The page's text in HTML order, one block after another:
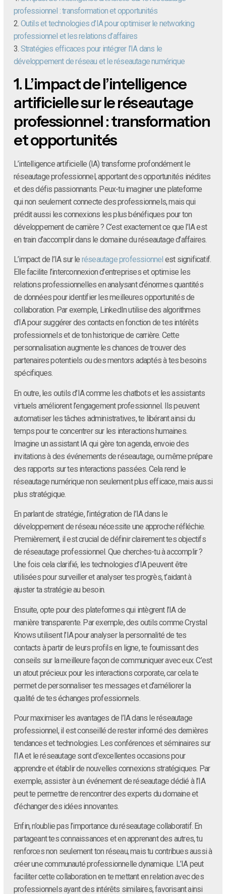
professionnel : transformation et opportunités
2. Outils et technologies d’IA pour optimiser le networking
professionnel et les relations d’affaires
3. Stratégies efficaces pour intégrer l’IA dans le
développement de réseau et le réseautage numérique
1.L’impact de l’intelligence
artificielle sur le réseautage
professionnel : transformation
et opportunités
L’intelligence artificielle (IA) transforme profondément le
réseautage professionnel, apportant des opportunités inédites
et des défis passionnants. Peux-tu imaginer une plateforme
qui non seulement connecte des professionnels, mais qui
prédit aussi les connexions les plus bénéfiques pour ton
développement de carrière ? C’est exactement ce que l’IA est
en train d’accomplir dans le domaine du réseautage d’affaires.
L’impact de l’IA sur le réseautage professionnel est significatif.
Elle facilite l’interconnexion d’entreprises et optimise les
relations professionnelles en analysant d’énormes quantités
de données pour identifier les meilleures opportunités de
collaboration. Par exemple, LinkedIn utilise des algorithmes
d’IA pour suggérer des contacts en fonction de tes intérêts
professionnels et de ton historique de carrière. Cette
personnalisation augmente les chances de trouver des
partenaires potentiels ou des mentors adaptés à tes besoins
spécifiques.
En outre, les outils d’IA comme les chatbots et les assistants
virtuels améliorent l’engagement professionnel. Ils peuvent
automatiser les tâches administratives, te libérant ainsi du
temps pour te concentrer sur les interactions humaines.
Imagine un assistant IA qui gère ton agenda, envoie des
invitations à des événements de réseautage, ou même prépare
des rapports sur tes interactions passées. Cela rend le
réseautage numérique non seulement plus efficace, mais aussi
plus stratégique.
En parlant de stratégie, l’intégration de l’IA dans le
développement de réseau nécessite une approche réfléchie.
Premièrement, il est crucial de définir clairement tes objectifs
de réseautage professionnel. Que cherches-tu à accomplir ?
Une fois cela clarifié, les technologies d’IA peuvent être
utilisées pour surveiller et analyser tes progrès, t’aidant à
ajuster ta stratégie au besoin.
Ensuite, opte pour des plateformes qui intègrent l’IA de
manière transparente. Par exemple, des outils comme Crystal
Knows utilisent l’IA pour analyser la personnalité de tes
contacts à partir de leurs profils en ligne, te fournissant des
conseils sur la meilleure façon de communiquer avec eux. C’est
un atout précieux pour les interactions corporate, car cela te
permet de personnaliser tes messages et d’améliorer la
qualité de tes échanges professionnels.
Pour maximiser les avantages de l’IA dans le réseautage
professionnel, il est conseillé de rester informé des dernières
tendances et technologies. Les conférences et séminaires sur
l’IA et le réseautage sont d’excellentes occasions pour
apprendre et établir de nouvelles connexions stratégiques. Par
exemple, assister à un événement de réseautage dédié à l’IA
peut te permettre de rencontrer des experts du domaine et
d’échanger des idées innovantes.
Enfin, n’oublie pas l’importance du réseautage collaboratif. En
partageant tes connaissances et en apprenant des autres, tu
renforces non seulement ton réseau, mais tu contribues aussi à
créer une communauté professionnelle dynamique. L’IA peut
faciliter cette collaboration en te mettant en relation avec des
professionnels ayant des intérêts similaires, favorisant ainsi